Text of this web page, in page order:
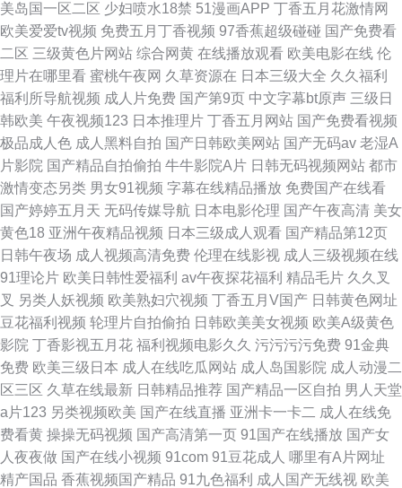
美岛国一区二区 少妇喷水18禁 51漫画APP 丁香五月花激情网
欧美爱爱tv视频 免费五月丁香视频 97香蕉超级碰碰 国产免费看
二区 三级黄色片网站 综合网黄 在线播放观看 欧美电影在线 伦
理片在哪里看 蜜桃午夜网 久草资源在 日本三级大全 久久福利
福利所导航视频 成人片免费 国产第9页 中文字幕bt原声 三级日
韩欧美 午夜视频123 日本推理片 丁香五月网站 国产免费看视频
极品成人色 成人黑料自拍 国产日韩欧美网站 国产无码av 老湿A
片影院 国产精品自拍偷拍 牛牛影院A片 日韩无码视频网站 都市
激情变态另类 男女91视频 字幕在线精品播放 免费国产在线看
国产婷婷五月天 无码传媒导航 日本电影伦理 国产午夜高清 美女
黄色18 亚洲午夜精品视频 日本三级成人观看 国产精品第12页
日韩午夜场 成人视频高清免费 伦理在线影视 成人三级视频在线
91理论片 欧美日韩性爱福利 av午夜探花福利 精品毛片 久久叉
叉 另类人妖视频 欧美熟妇穴视频 丁香五月V国产 日韩黄色网址
豆花福利视频 轮理片自拍偷拍 日韩欧美美女视频 欧美A级黄色
影院 丁香影视五月花 福利视频电影久久 污污污污免费 91金典
免费 欧美三级日本 成人在线吃瓜网站 成人岛国影院 成人动漫二
区三区 久草在线最新 日韩精品推荐 国产精品一区自拍 男人天堂
a片123 另类视频欧美 国产在线直播 亚洲卡一卡二 成人在线免
费看黄 操操无码视频 国产高清第一页 91国产在线播放 国产女
人夜夜做 国产在线小视频 91com 91豆花成人 哪里有A片网址
精产国品 香蕉视频国产精品 91九色福利 成人国产无线视 欧美